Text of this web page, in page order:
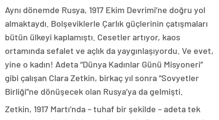
Aynı dönemde Rusya, 1917 Ekim Devrimi’ne doğru yol
almaktaydı. Bolşeviklerle Çarlık güçlerinin çatışmaları
bütün ülkeyi kaplamıştı. Cesetler artıyor, kaos
ortamında sefalet ve açlık da yaygınlaşıyordu. Ve evet,
yine o kadın! Adeta “Dünya Kadınlar Günü Misyoneri”
gibi çalışan Clara Zetkin, birkaç yıl sonra “Sovyetler
Birliği”ne dönüşecek olan Rusya’ya da gelmişti.
Zetkin, 1917 Martı’nda – tuhaf bir şekilde – adeta tek